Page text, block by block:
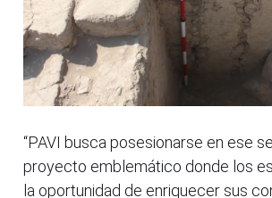
“PAVI busca posesionarse en ese
proyecto emblemático donde los
la oportunidad de enriquecer sus